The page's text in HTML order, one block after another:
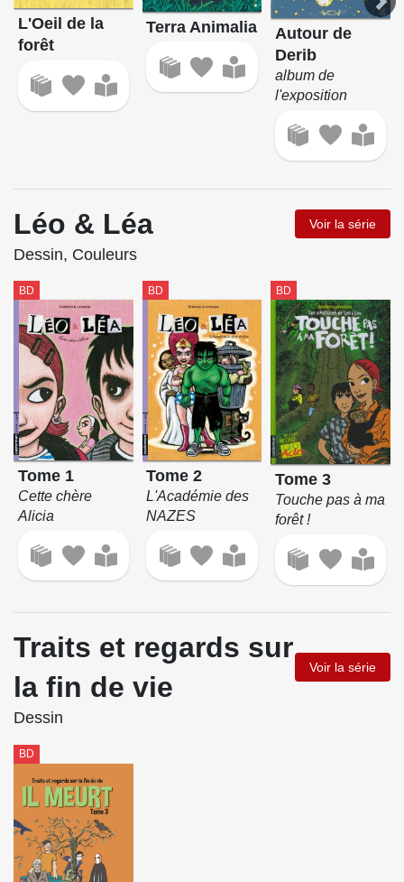
L'Oeil de la
forêt
Terra Animalia
Autour de
Derib
album de
l'exposition
Léo & Léa Voir la série
Dessin, Couleurs
BD
Tome 1
Cette chère
Alicia
BD
Tome 2
L'Académie des
NAZES
BD
Tome 3
Touche pas à ma
forêt !
Traits et regards sur
la fin de vie
Voir la série
Dessin
BD